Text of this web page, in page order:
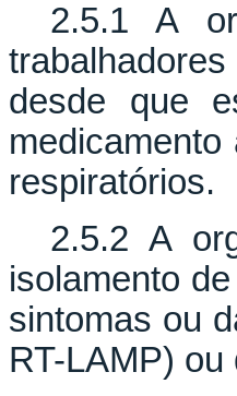
2.5.1 A
desde que
respiratórios.
2.5.2 A
isolamento
sintomas ou
RT-LAMP)